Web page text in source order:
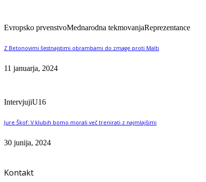
Evropsko prvenstvoMednarodna tekmovanjaReprezentance
Z Betonovimi šestnajstimi obrambami do zmage proti Malti
11 januarja, 2024
IntervjujiU16
Jure Škof: V klubih bomo morali več trenirati z najmlajšimi
30 junija, 2024
Kontakt